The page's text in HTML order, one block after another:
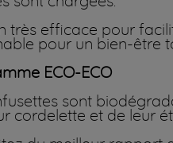
très efficace pour
pour un bien-être
ECO-ECO
sont
cordelette et de leur